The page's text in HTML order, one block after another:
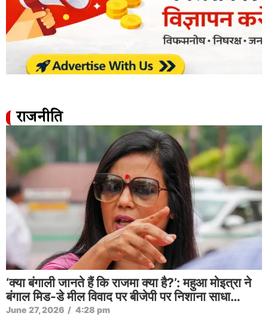
राजनीति
‘क्या बंगाली जानते हैं कि राजमा क्या है?’: महुआ मोइत्रा ने
बंगाल मिड-डे मील विवाद पर बीजेपी पर निशाना साधा…
June 27, 2026 / 4:28 pm